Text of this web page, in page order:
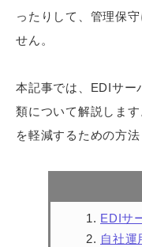
ったりして、管理保
せん。
本記事では、EDIサー
類について解説しま
を軽減するための方法
EDIサ
自社運